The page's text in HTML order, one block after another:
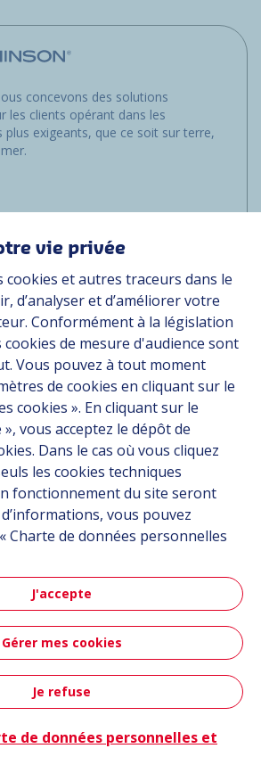
concevons des solutions
les clients opérant dans les
plus exigeants, que ce soit sur terre,
personnelles
Crédits
vie privée
cookies et autres traceurs dans le
d’analyser et d’améliorer votre
Conformément à la législation
de mesure d'audience sont
Vous pouvez à tout moment
de cookies en cliquant sur le
cookies ». En cliquant sur le
», vous acceptez le dépôt de
Dans le cas où vous cliquez
les cookies techniques
fonctionnement du site seront
vous pouvez
Charte de données personnelles
J'accepte
Gérer mes cookies
Je refuse
de données personnelles et